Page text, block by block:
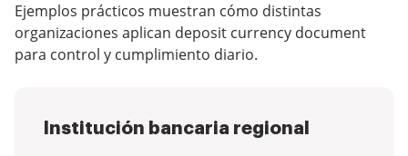
Ejemplos prácticos muestran cómo distintas
organizaciones aplican deposit currency document
para control y cumplimiento diario.
Institución bancaria regional